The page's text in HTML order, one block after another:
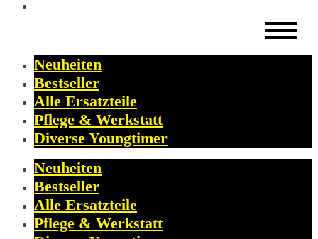
Neuheiten
Bestseller
Alle Ersatzteile
Pflege & Werkstatt
Diverse Youngtimer
Neuheiten
Bestseller
Alle Ersatzteile
Pflege & Werkstatt